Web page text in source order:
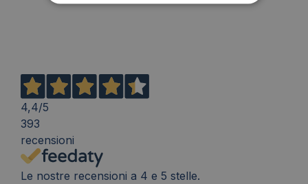
4,4/5
393
recensioni
Le nostre recensioni a 4 e 5 stelle.